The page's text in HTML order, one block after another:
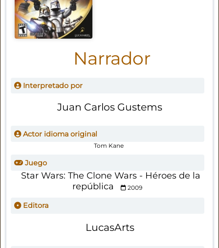
Narrador
Interpretado por
Juan Carlos Gustems
Actor idioma original
Tom Kane
Juego
Star Wars: The Clone Wars - Héroes de la
república
2009
Editora
LucasArts